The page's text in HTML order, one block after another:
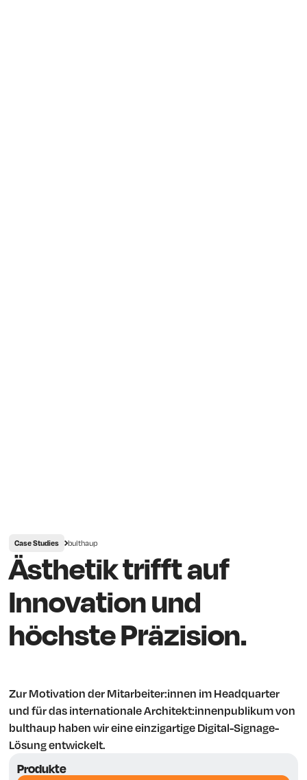
Case Studies bulthaup
Ästhetik trifft auf
Innovation und
höchste Präzision.
Zur Motivation der Mitarbeiter:innen im Headquarter
und für das internationale Architekt:innenpublikum von
bulthaup haben wir eine einzigartige Digital-Signage-
Lösung entwickelt.
Produkte